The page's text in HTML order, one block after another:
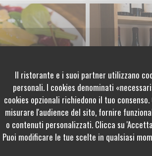
Il ristorante e i suoi partner utilizzano
personali. I cookies denominati
cookies opzionali richiedono il tuo
misurare l'audience del sito, fornire
o contenuti personalizzati. Clicca su
Puoi modificare le tue scelte in qualsiasi
BRUIT.JPG